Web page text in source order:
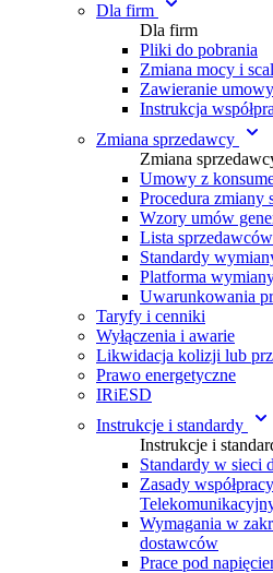
Dla firm
Dla firm
Pliki do pobrania
Zmiana mocy i
Zawieranie umowy
Instrukcja
Zmiana sprzedawcy
Zmiana
Umowy z
Procedura zmiany
Wzory umów
Lista
Standardy
Platforma
Uwarunkowania
Taryfy i cenniki
Wyłączenia i awarie
Likwidacja kolizji lub
Prawo energetyczne
IRiESD
Instrukcje i standardy
Instrukcje i
Standardy w sieci
Zasady
Wymagania w
dostawców
Prace pod